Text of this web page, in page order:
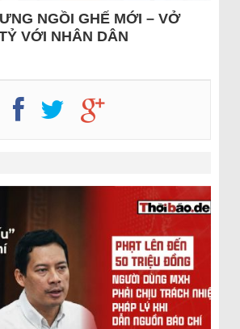
NGỒI GHẾ MỚI – VỞ
VỚI NHÂN DÂN